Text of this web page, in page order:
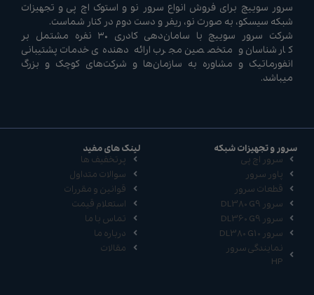
سرور سوییچ برای فروش انواع سرور نو و استوک اچ پی و تجهیزات
شبکه سیسکو، به صورت نو، ریفر و دست دوم در کنار شماست.
شرکت سرور سوییچ با سامان‌دهی کادری ۳۰ نفره مشتمل بر
کارشناسان و متخصصین مجرب ارائه دهنده‌ی خدمات پشتیبانی
انفورماتیک و مشاوره به سازمان‌ها و شرکت‌های کوچک و بزرگ
میباشد.
سرور و تجهیزات شبکه
سرور اچ پی
پاور سرور
قطعات سرور
سرور DL380 G9
سرور DL360 G9
سرور DL380 G10
نمایندگی سرور
HP
لینک های مفید
پرتخفیف ها
سوالات متداول
قوانین و مقررات
استعلام قیمت
تماس با ما
درباره ما
مقالات